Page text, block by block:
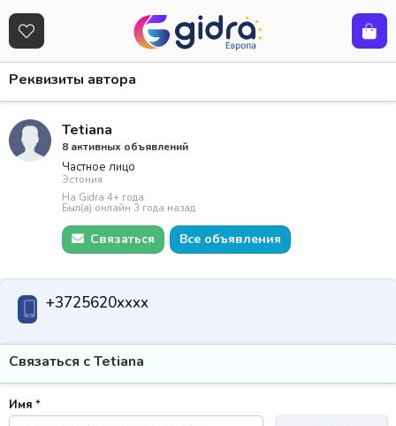
Реквизиты автора
Tetiana
8 активных объявлений
Частное лицо
Эстония
На Gidra 4+ года
Был(а) онлайн 3 года назад
Связаться Все объявления
+3725620xxxx
Связаться с Tetiana
Имя *